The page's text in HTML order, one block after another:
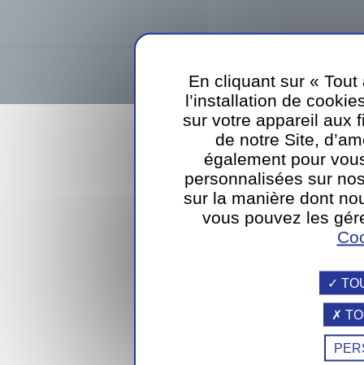
En cliquant sur «
l’installation de
sur votre appareil aux
de notre Site,
également pour
personnalisées sur
sur la manière dont
vous pouvez les